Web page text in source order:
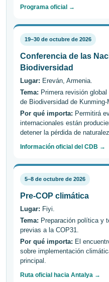
Programa oficial →
19–30 de octubre de 2026
Conferencia de las
Biodiversidad
Lugar: Ereván, Armenia.
Tema: Primera revisión
de Biodiversidad de Kunming-
Por qué importa: Permitirá
internacionales están
detener la pérdida de
Información oficial del CDB →
5–8 de octubre de 2026
Pre-COP climática
Lugar: Fiyi.
Tema: Preparación política y
previas a la COP31.
Por qué importa: El
sobre implementación
principal.
Ruta oficial hacia Antalya →